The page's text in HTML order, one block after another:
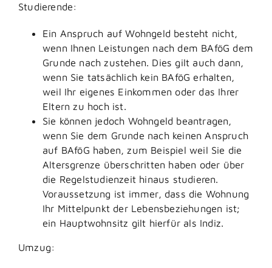
Studierende:
Ein Anspruch auf Wohngeld besteht nicht,
wenn Ihnen Leistungen nach dem BAföG dem
Grunde nach zustehen. Dies gilt auch dann,
wenn Sie tatsächlich kein BAföG erhalten,
weil Ihr eigenes Einkommen oder das Ihrer
Eltern zu hoch ist.
Sie können jedoch Wohngeld beantragen,
wenn Sie dem Grunde nach keinen Anspruch
auf BAföG haben, zum Beispiel weil Sie die
Altersgrenze überschritten haben oder über
die Regelstudienzeit hinaus studieren.
Voraussetzung ist immer, dass die Wohnung
Ihr Mittelpunkt der Lebensbeziehungen ist;
ein Hauptwohnsitz gilt hierfür als Indiz.
Umzug: